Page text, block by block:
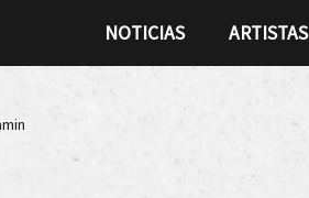
NOTICIAS ARTISTAS